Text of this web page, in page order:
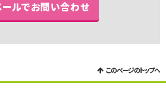
ールでお問い合わせ
このページのトップへ